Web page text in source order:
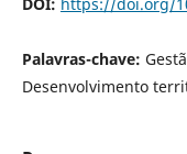
Palavras-chave:
Desenvolvimento